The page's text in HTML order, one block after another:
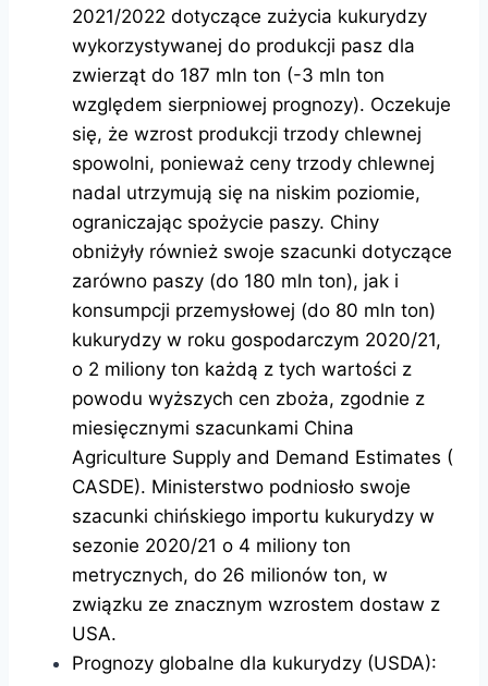
2021/2022 dotyczące zużycia kukurydzy
wykorzystywanej do produkcji pasz dla
zwierząt do 187 mln ton (-3 mln ton
względem sierpniowej prognozy). Oczekuje
się, że wzrost produkcji trzody chlewnej
spowolni, ponieważ ceny trzody chlewnej
nadal utrzymują się na niskim poziomie,
ograniczając spożycie paszy. Chiny
obniżyły również swoje szacunki dotyczące
zarówno paszy (do 180 mln ton), jak i
konsumpcji przemysłowej (do 80 mln ton)
kukurydzy w roku gospodarczym 2020/21,
o 2 miliony ton każdą z tych wartości z
powodu wyższych cen zboża, zgodnie z
miesięcznymi szacunkami China
Agriculture Supply and Demand Estimates (
CASDE). Ministerstwo podniosło swoje
szacunki chińskiego importu kukurydzy w
sezonie 2020/21 o 4 miliony ton
metrycznych, do 26 milionów ton, w
związku ze znacznym wzrostem dostaw z
USA.
Prognozy globalne dla kukurydzy (USDA):